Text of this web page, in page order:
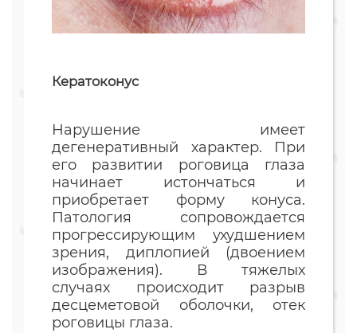
Кератоконус
Нарушение имеет
дегенеративный характер. При
его развитии роговица глаза
начинает истончаться и
приобретает форму конуса.
Патология сопровождается
прогрессирующим ухудшением
зрения, диплопией (двоением
изображения). В тяжелых
случаях происходит разрыв
десцеметовой оболочки, отек
роговицы глаза.